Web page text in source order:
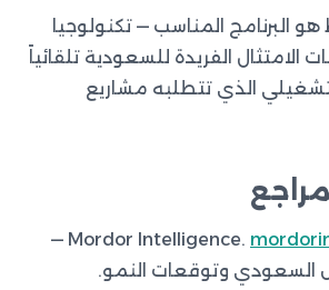
البرنامج المناسب — تكنولوجيا
الفريدة للسعودية تلقائياً
الذي تتطلبه مشاريع
—
وتوقعات النمو.